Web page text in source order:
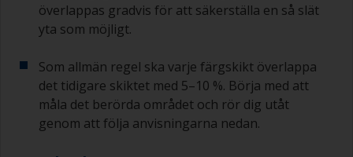
överlappas gradvis för att säkerställa en så slät
yta som möjligt.
Som allmän regel ska varje färgskikt överlappa
det tidigare skiktet med 5–10 %. Börja med att
måla det berörda området och rör dig utåt
genom att följa anvisningarna nedan.